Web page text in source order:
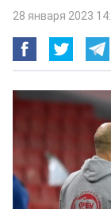
28 января 2023